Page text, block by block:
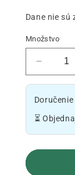
Dane nie sú
Množstvo
Znížiť
počet
CBD
pre-
⏳